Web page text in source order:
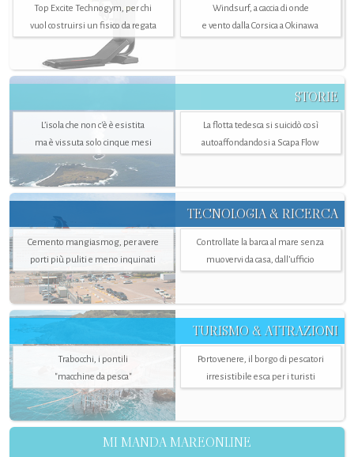
Top Excite Technogym, per chi
vuol costruirsi un fisico da regata
Windsurf, a caccia di onde
e vento dalla Corsica a Okinawa
STORIE
L’isola che non c'è è esistita
ma è vissuta solo cinque mesi
La flotta tedesca si suicidò così
autoaffondandosi a Scapa Flow
TECNOLOGIA & RICERCA
Cemento mangiasmog, per avere
porti più puliti e meno inquinati
Controllate la barca al mare senza
muovervi da casa, dall’ufficio
TURISMO & ATTRAZIONI
Trabocchi, i pontili
"macchine da pesca"
Portovenere, il borgo di pescatori
irresistibile esca per i turisti
MI MANDA MAREONLINE